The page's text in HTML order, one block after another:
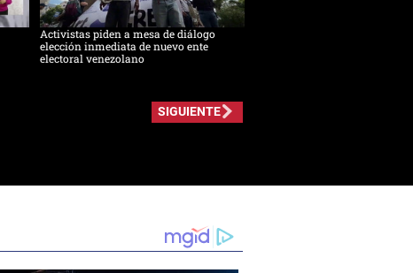
Activistas piden a mesa de diálogo
elección inmediata de nuevo ente
electoral venezolano
SIGUIENTE